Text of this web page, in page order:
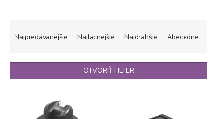
i
Najpredávanejšie Najlacnejšie Najdrahšie Abecedne
OTVORIŤ FILTER